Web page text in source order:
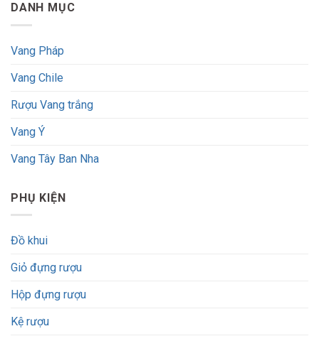
DANH MỤC
Vang Pháp
Vang Chile
Rượu Vang trắng
Vang Ý
Vang Tây Ban Nha
PHỤ KIỆN
Đồ khui
Giỏ đựng rượu
Hộp đựng rượu
Kệ rượu